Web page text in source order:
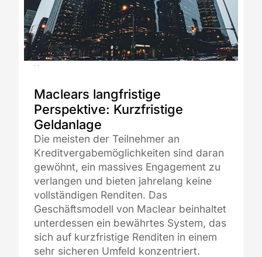
Maclears langfristige
Perspektive: Kurzfristige
Geldanlage
Die meisten der Teilnehmer an
Kreditvergabemöglichkeiten sind daran
gewöhnt, ein massives Engagement zu
verlangen und bieten jahrelang keine
vollständigen Renditen. Das
Geschäftsmodell von Maclear beinhaltet
unterdessen ein bewährtes System, das
sich auf kurzfristige Renditen in einem
sehr sicheren Umfeld konzentriert.